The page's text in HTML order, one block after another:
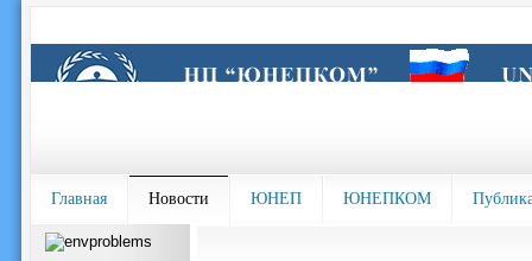
Главная Новости ЮНЕП ЮНЕПКОМ